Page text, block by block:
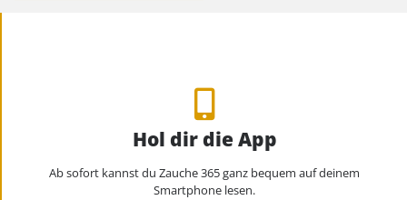
Hol dir die App
Ab sofort kannst du Zauche 365 ganz bequem auf deinem
Smartphone lesen.